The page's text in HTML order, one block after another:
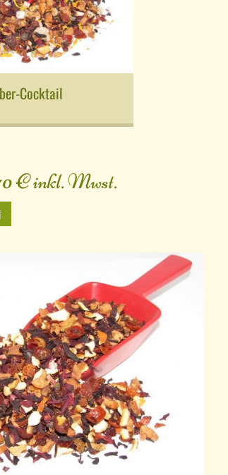
Cocktail
€inkl. Mwst.